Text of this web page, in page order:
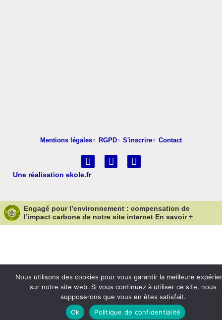
Mentions légales RGPD S'inscrire Contact
Une réalisation ekole.fr
Nous utilisons des cookies pour vous garantir la meilleure
sur notre site web. Si vous continuez à utiliser ce site, nous
supposerons que vous en êtes satisfait.
Ok
Politique de confidentialité
Engagé pour l’environnement : compensation de
l’impact carbone de notre site internet En savoir +